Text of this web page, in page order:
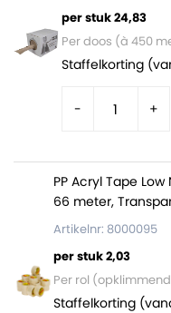
per stuk 24,83
Per doos (à 450
Staffelkorting
- +
PP Acryl Tape
66 meter,
Artikelnr: 8000095
per stuk 2,03
Per rol
Staffelkorting